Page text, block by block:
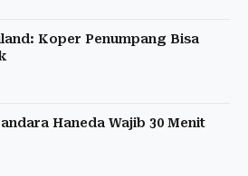
Koper Penumpang Bisa
Haneda Wajib 30 Menit